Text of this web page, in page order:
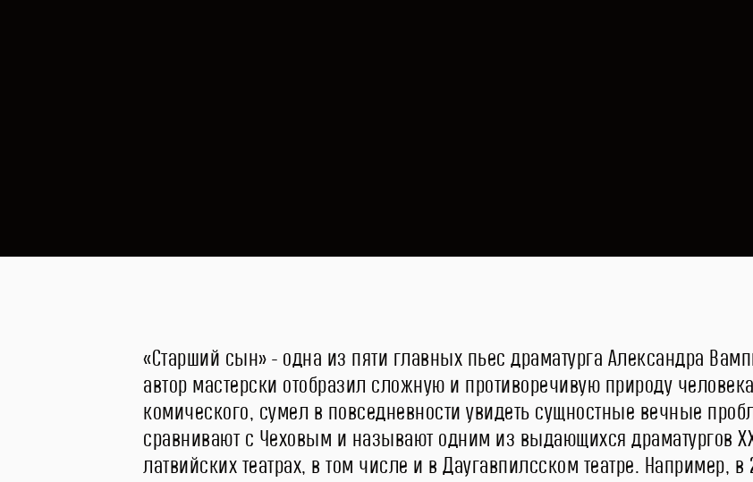
«Старший сын» - одна из пяти главных пьес драматурга Александра
автор мастерски отобразил сложную и противоречивую природу
комического, сумел в повседневности увидеть сущностные вечные
сравнивают с Чеховым и называют одним из выдающихся драматургов
латвийских театрах, в том числе и в Даугавпилсском театре. Например,